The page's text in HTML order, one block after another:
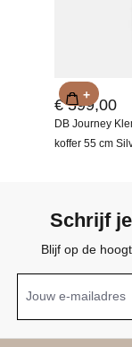
€ 599,00
DB Journey
koffer 55 cm
+
Schrijf
Blijf op de